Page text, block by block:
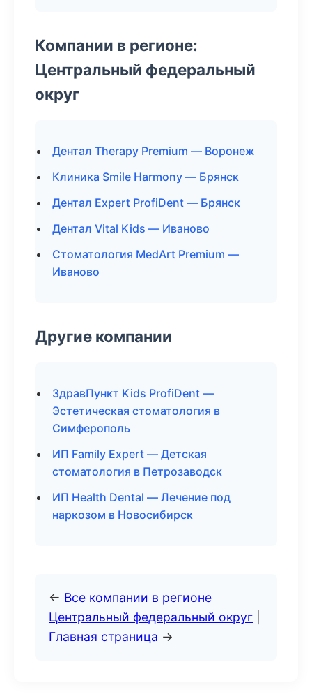
Компании в регионе:
Центральный федеральный
округ
Дентал Therapy Premium — Воронеж
Клиника Smile Harmony — Брянск
Дентал Expert ProfiDent — Брянск
Дентал Vital Kids — Иваново
Стоматология MedArt Premium —
Иваново
Другие компании
ЗдравПункт Kids ProfiDent —
Эстетическая стоматология в
Симферополь
ИП Family Expert — Детская
стоматология в Петрозаводск
ИП Health Dental — Лечение под
наркозом в Новосибирск
← Все компании в регионе
Центральный федеральный округ
Главная страница →